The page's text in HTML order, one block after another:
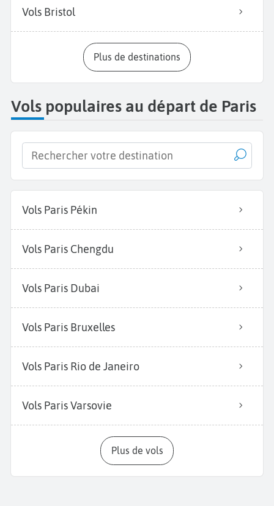
Vols Bristol
Plus de destinations
Vols populaires au départ de Paris
Vols Paris Pékin
Vols Paris Chengdu
Vols Paris Dubai
Vols Paris Bruxelles
Vols Paris Rio de Janeiro
Vols Paris Varsovie
Plus de vols